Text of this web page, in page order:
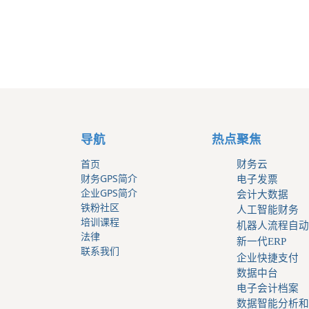
导航
首页
财务GPS简介
企业GPS简介
铁粉社区
培训课程
法律
联系我们
热点聚焦
财务云
电子发票
会计大数据
人工智能财务
机器人流程自
新一代ERP
企业快捷支付
数据中台
电子会计档案
数据智能分析